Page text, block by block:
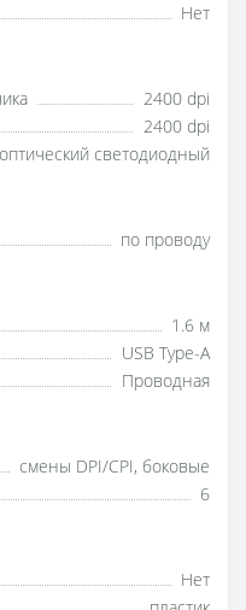
Нет
2400 dpi
2400 dpi
оптический светодиодный
по проводу
1.6 м
USB Type-A
Проводная
смены DPI/CPI, боковые
6
Нет